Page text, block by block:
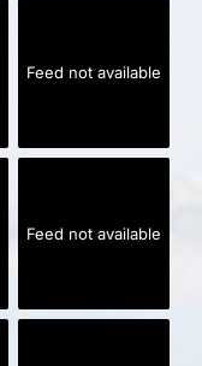
Feed not available
Feed not available